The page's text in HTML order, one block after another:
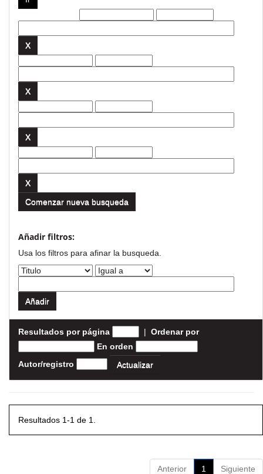
Comenzar nueva busqueda
Añadir filtros:
Usa los filtros para afinar la busqueda.
Resultados por página | Ordenar por
En orden
Autor/registro
Resultados 1-1 de 1.
Anterior 1 Siguiente